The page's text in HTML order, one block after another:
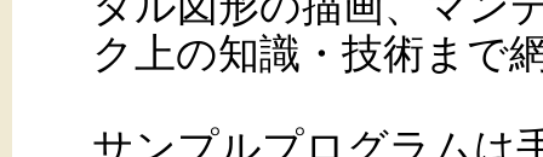
ク上の知識・技術まで
サンプルプログラムは